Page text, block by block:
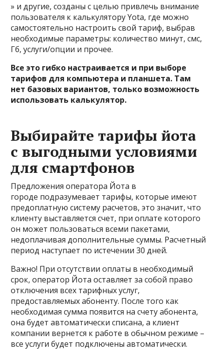
» и другие, созданы с целью привлечь внимание
пользователя к калькулятору Yota, где можно
самостоятельно настроить свой тариф, выбрав
необходимые параметры: количество минут, смс,
Гб, услуги/опции и прочее.
Все это гибко настраивается и при выборе
тарифов для компьютера и планшета. Там
нет базовых вариантов, только возможность
использовать калькулятор.
Выбирайте тарифы йота
с выгодными условиями
для смартфонов
Предложения оператора Йота в
городе подразумевает тарифы, которые имеют
предоплатную систему расчетов, это значит, что
клиенту выставляется счет, при оплате которого
он может пользоваться всеми пакетами,
недоплачивая дополнительные суммы. Расчетный
период наступает по истечении 30 дней.
Важно! При отсутствии оплаты в необходимый
срок, оператор Йота оставляет за собой право
отключения всех тарифных услуг,
предоставляемых абоненту. После того как
необходимая сумма появится на счету абонента,
она будет автоматически списана, а клиент
компании вернется к работе в обычном режиме –
все услуги будет подключены автоматически.